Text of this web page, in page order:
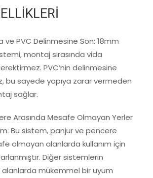
ve PVC Delinmesine Son: 18mm
montaj sırasında vida
PVC’nin delinmesine
bu sayede yapıya zarar vermeden
sağlar.
Arasında Mesafe Olmayan Yerler
Bu sistem, panjur ve pencere
olmayan alanlarda kullanım için
Diğer sistemlerin
alanlarda mükemmel bir uyum